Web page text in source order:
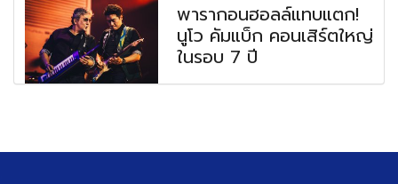
พารากอนฮอลล์แทบแตก!
นูโว คัมแบ็ก คอนเสิร์ตใหญ่
ในรอบ 7 ปี